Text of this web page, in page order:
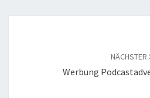
NÄCHSTER
Werbung